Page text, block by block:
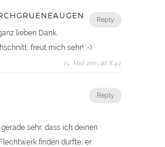
Reply
lieben Dank,
freut mich sehr! :-)
15. Mai 2015 at 8:42
Reply
sehr, dass ich deinen
finden durfte, er